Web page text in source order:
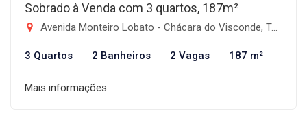
Sobrado à Venda com 3 quartos, 187m²
Avenida Monteiro Lobato - Chácara do Visconde, Taubaté-SP
3 Quartos 2 Banheiros 2 Vagas 187 m²
Mais informações